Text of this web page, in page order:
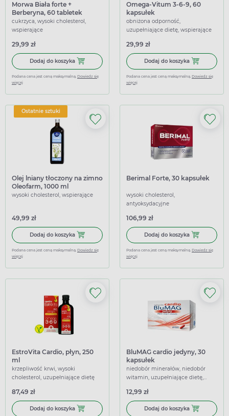
Morwa Biała forte +
Berberyna, 60 tabletek
cukrzyca, wysoki cholesterol,
wspierające
29,99 zł
Dodaj do koszyka Dodaj do koszyka Morwa Biała forte + Berberyna, 60
Podana cena jest ceną maksymalną. Dowiedz się
więcej
Omega-Vitum 3-6-9, 60
kapsułek
obniżona odporność,
uzupełniające dietę, wspierające
29,99 zł
Dodaj do koszyka Dodaj do
Podana cena jest ceną maksymalną. Dowiedz się
więcej
Ostatnie sztuki
Olej lniany tłoczony na zimno
Oleofarm, 1000 ml
wysoki cholesterol, wspierające
49,99 zł
Dodaj do koszyka Dodaj do koszyka Olej lniany tłoczony na zimno
Podana cena jest ceną maksymalną. Dowiedz się
więcej
Berimal Forte, 30 kapsułek
wysoki cholesterol,
antyoksydacyjne
106,99 zł
Dodaj do koszyka Dodaj do
Podana cena jest ceną maksymalną. Dowiedz się
więcej
EstroVita Cardio, płyn, 250
ml
krzepliwość krwi, wysoki
cholesterol, uzupełniające dietę
87,49 zł
Dodaj do koszyka Dodaj do koszyka EstroVita Cardio, płyn, 250 ml
BluMAG cardio jedyny, 30
kapsułek
niedobór minerałów, niedobór
witamin, uzupełniające dietę,
12,99 zł
Dodaj do koszyka Dodaj do